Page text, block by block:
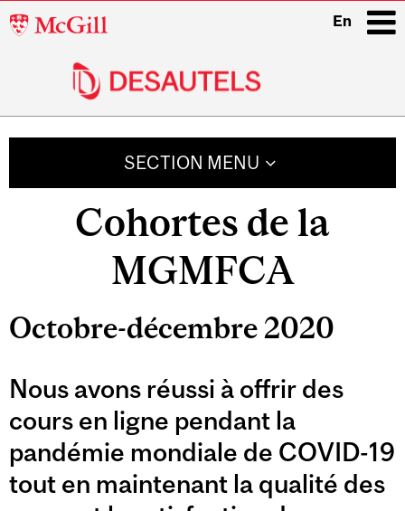
McGill
En
SECTION MENU
Cohortes de la
MGMFCA
Octobre-décembre 2020
Nous avons réussi à offrir des
cours en ligne pendant la
pandémie mondiale de COVID-19
tout en maintenant la qualité des